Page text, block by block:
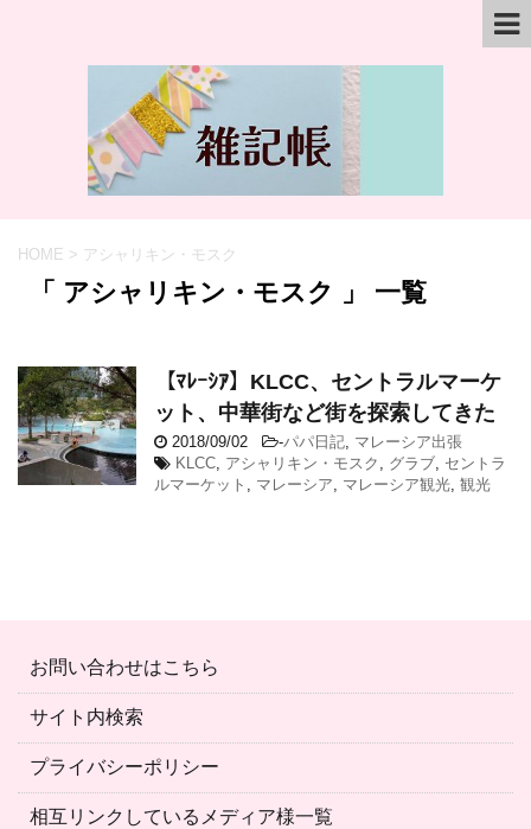
HOME > アシャリキン・モスク
「 アシャリキン・モスク 」 一覧
【ﾏﾚｰｼｱ】KLCC、セントラルマーケ
ット、中華街など街を探索してきた
2018/09/02 -パパ日記, マレーシア出張
KLCC, アシャリキン・モスク , グラブ, セントラ
ルマーケット , マレーシア, マレーシア観光, 観光
お問い合わせはこちら
サイト内検索
プライバシーポリシー
相互リンクしているメディア様一覧